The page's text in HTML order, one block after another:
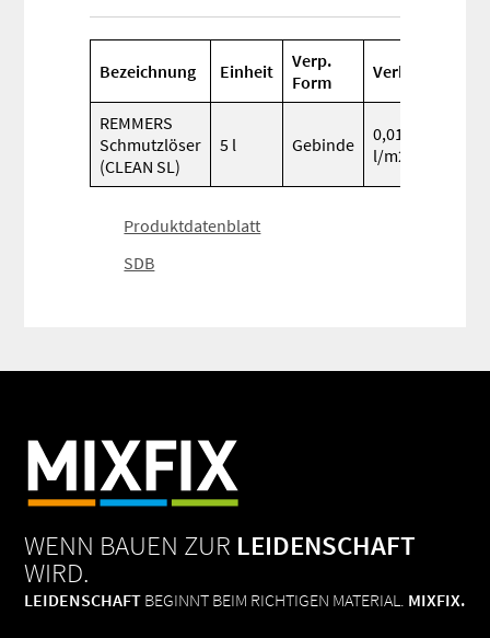
Bezeichnung Einheit
Verp.
Form
Verbrauch
REMMERS
Schmutzlöser
(CLEAN SL)
5 l Gebinde
0,01-0,05
l/m2
Produktdatenblatt
SDB
WENN BAUEN ZUR LEIDENSCHAFT
WIRD.
LEIDENSCHAFT BEGINNT BEIM RICHTIGEN MATERIAL. MIXFIX.